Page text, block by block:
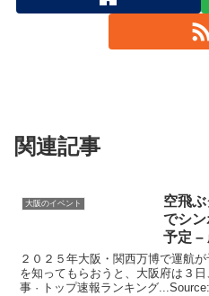
関連記事
大阪のイベント 空飛ぶ
でシン
予定 –
２０２５年大阪・関西万博で運航
を知ってもらおうと、大阪府は３
事 · トップ速報ランキング